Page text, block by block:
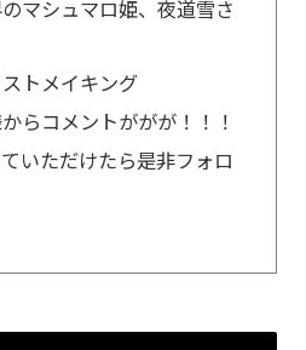
のマシュマロ姫、夜道雪さ
トメイキング
らコメントががが！！！
いただけたら是非フォロ